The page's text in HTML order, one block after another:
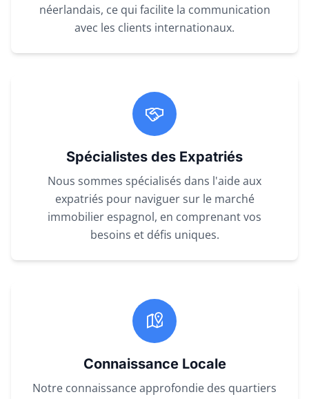
néerlandais, ce qui facilite la communication
avec les clients internationaux.
Spécialistes des Expatriés
Nous sommes spécialisés dans l'aide aux
expatriés pour naviguer sur le marché
immobilier espagnol, en comprenant vos
besoins et défis uniques.
Connaissance Locale
Notre connaissance approfondie des quartiers